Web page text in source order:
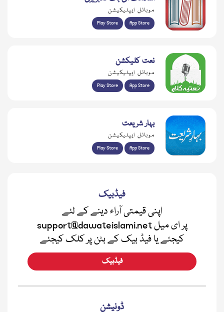
موبائل ایپلیکیشن
Play Store App Store
نعت کلیکشن
موبائل ایپلیکیشن
Play Store App Store
بہار شریعت
موبائل ایپلیکیشن
Play Store App Store
فیڈبیک
اپنی قیمتی آراء دینے کے لئے
support@dawateislami.net پر ای میل
کیجئے یا فیڈ بیک کے بٹن پر کلک کیجئے
فیڈبیک
ڈونیشن